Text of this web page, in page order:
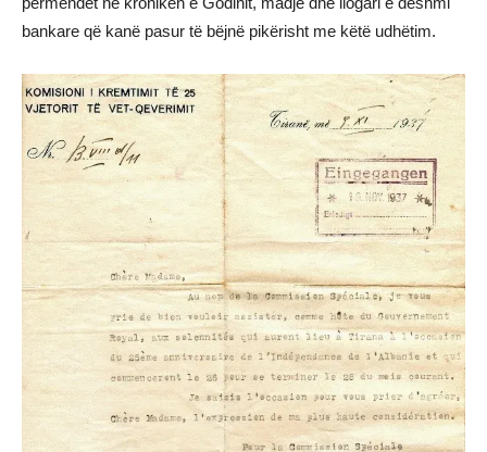
bankare që kanë pasur të bëjnë pikërisht me këtë udhëtim.